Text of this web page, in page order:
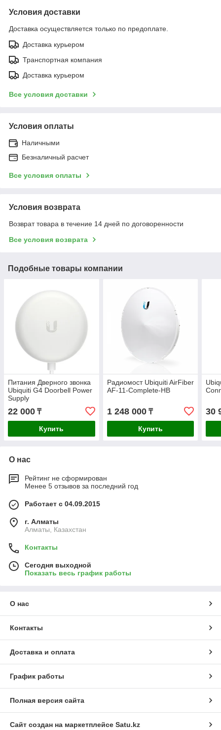
Условия доставки
Доставка осуществляется только по предоплате.
Доставка курьером
Транспортная компания
Доставка курьером
Все условия доставки
Условия оплаты
Наличными
Безналичный расчет
Все условия оплаты
Условия возврата
Возврат товара в течение 14 дней по договоренности
Все условия возврата
Подобные товары компании
Питания Дверного звонка
Ubiquiti G4 Doorbell Power
Supply
22 000 ₸
Купить
Радиомост Ubiquiti AirFiber
AF-11-Complete-HB
1 248 000₸
Купить
30
О нас
Рейтинг не сформирован
Менее 5 отзывов за последний год
Работает с 04.09.2015
г. Алматы
Алматы, Казахстан
Контакты
Сегодня выходной
Показать весь график работы
О нас
Контакты
Доставка и оплата
График работы
Полная версия сайта
Сайт создан на маркетплейсе Satu.kz